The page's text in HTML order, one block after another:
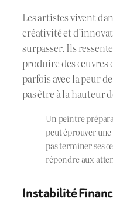
Les artistes vivent
créativité et
surpasser. Ils
produire des œuvres
parfois avec la peur
pas être à la hauteur
Un peintre
peut éprouver une
pas terminer ses
répondre aux
Instabilité